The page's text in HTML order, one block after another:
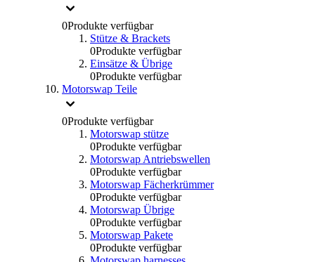
0Produkte verfügbar
Stütze & Brackets
0Produkte verfügbar
Einsätze & Übrige
0Produkte verfügbar
Motorswap Teile
0Produkte verfügbar
Motorswap stütze
0Produkte verfügbar
Motorswap Antriebswellen
0Produkte verfügbar
Motorswap Fächerkrümmer
0Produkte verfügbar
Motorswap Übrige
0Produkte verfügbar
Motorswap Pakete
0Produkte verfügbar